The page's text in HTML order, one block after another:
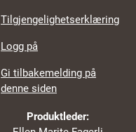
Tilgjengelighetserklæring
Logg på
Gi tilbakemelding på
denne siden
Produktleder: